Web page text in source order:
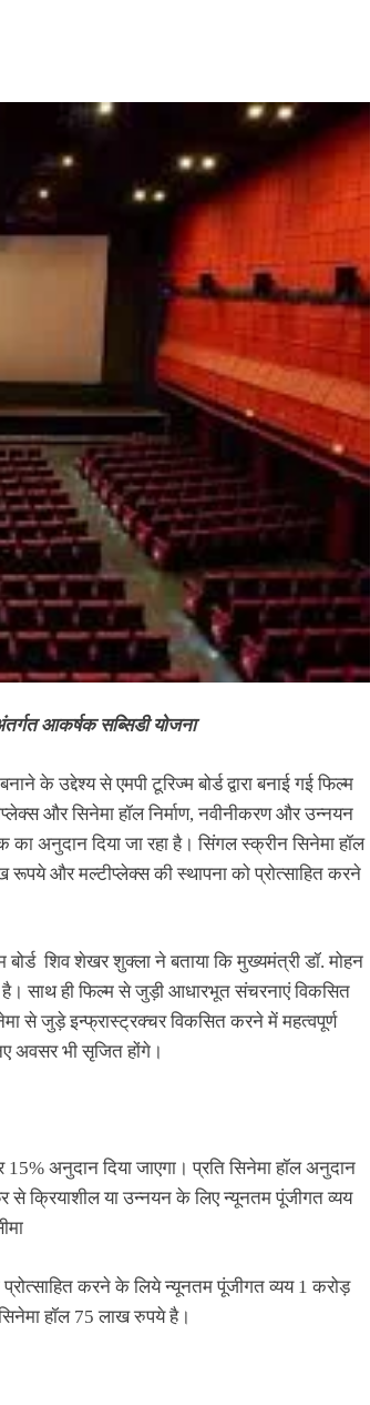
आकर्षक सब्सिडी योजना
उ‌द्देश्य से एमपी टूरिज्म बोर्ड द्वारा बनाई गई फिल्म
और सिनेमा हॉल निर्माण, नवीनीकरण और उन्नयन
अनुदान दिया जा रहा है। सिंगल स्क्रीन सिनेमा हॉल
और मल्टीप्लेक्स की स्थापना को प्रोत्साहित करने
शिव शेखर शुक्ला ने बताया कि मुख्यमंत्री डॉ. मोहन
है। साथ ही फिल्म से जुड़ी आधारभूत संचरनाएं विकसित
से जुड़े इन्फ्रास्ट्रक्चर विकसित करने में महत्वपूर्ण
अवसर भी सृजित होंगे।
अनुदान दिया जाएगा। प्रति सिनेमा हॉल अनुदान
से क्रियाशील या उन्नयन के लिए न्यूनतम पूंजीगत व्यय
करने के लिये न्यूनतम पूंजीगत व्यय 1 करोड़
हॉल 75 लाख रुपये है।